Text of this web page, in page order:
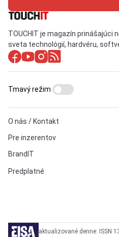
TOUCHIT je magazín prinášajúci
sveta technológií, hardvéru,
O nás / Kontakt
Pre inzerentov
BrandIT
Predplatné
Tmavý režim
aktualizované denne: ISSN